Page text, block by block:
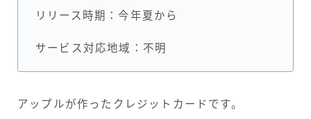
リリース時期：今年夏から
サービス対応地域：不明
アップルが作ったクレジットカードです。